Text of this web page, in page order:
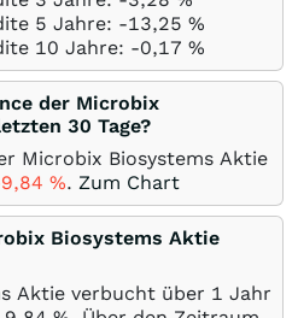
5 Jahre: -13,25 %
10 Jahre: -0,17 %
der Microbix
30 Tage?
Microbix Biosystems Aktie
%. Zum Chart
Biosystems Aktie
Aktie verbucht über 1 Jahr